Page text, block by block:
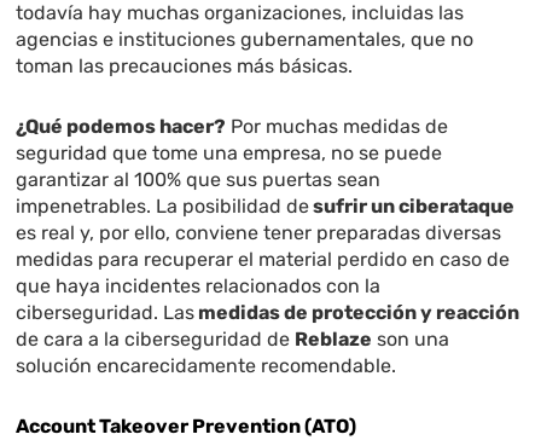
todavía hay muchas organizaciones, incluidas las
agencias e instituciones gubernamentales, que no
toman las precauciones más básicas.
¿Qué podemos hacer? Por muchas medidas de
seguridad que tome una empresa, no se puede
garantizar al 100% que sus puertas sean
impenetrables. La posibilidad desufrir un ciberataque
es real y, por ello, conviene tener preparadas diversas
medidas para recuperar el material perdido en caso de
que haya incidentes relacionados con la
ciberseguridad. Las medidas de protección y reacción
de cara a la ciberseguridad de Reblaze son una
solución encarecidamente recomendable.
Account Takeover Prevention (ATO)